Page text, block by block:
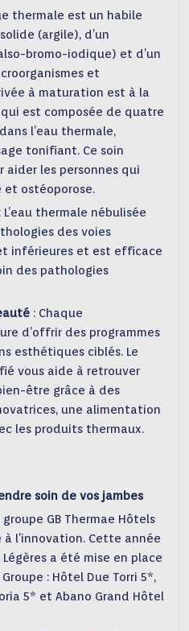
thermale est un habile
(argile), d’un
bromo-iodique) et d’un
et
à maturation est à la
est composée de quatre
l’eau thermale,
tonifiant. Ce soin
aider les personnes qui
et ostéoporose.
: L’eau thermale nébulisée
des voies
inférieures et est efficace
des pathologies
: Chaque
d’offrir des programmes
esthétiques ciblés. Le
vous aide à retrouver
être grâce à des
une alimentation
les produits thermaux.
soin de vos jambes
GB Thermae Hôtels
l’innovation. Cette année
a été mise en place
: Hôtel Due Torri 5*,
5* et Abano Grand Hôtel